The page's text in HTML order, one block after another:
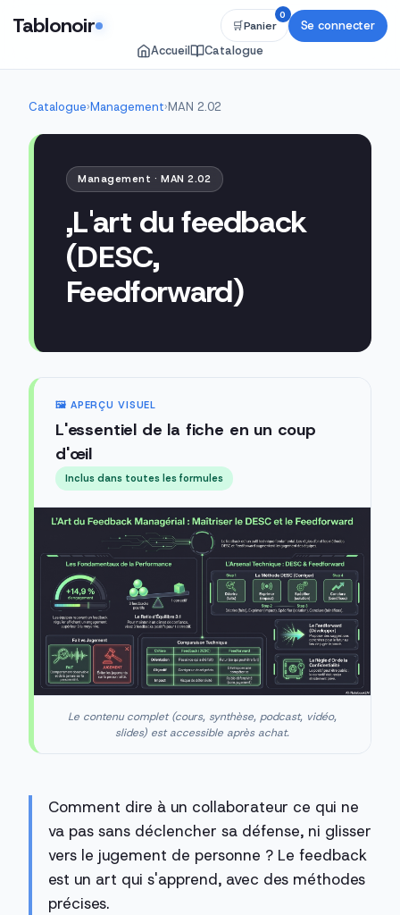
Tablonoir
Accueil Catalogue
🛒Panier
0
Se connecter
Catalogue›Management›MAN 2.02
Management · MAN 2.02
,L'art du feedback
(DESC,
Feedforward)
🖼️ APERÇU VISUEL
L'essentiel de la fiche en un coup
d'œil
Inclus dans toutes les formules
Le contenu complet (cours, synthèse, podcast, vidéo,
slides) est accessible après achat.
Comment dire à un collaborateur ce qui ne
va pas sans déclencher sa défense, ni glisser
vers le jugement de personne ? Le feedback
est un art qui s'apprend, avec des méthodes
précises.